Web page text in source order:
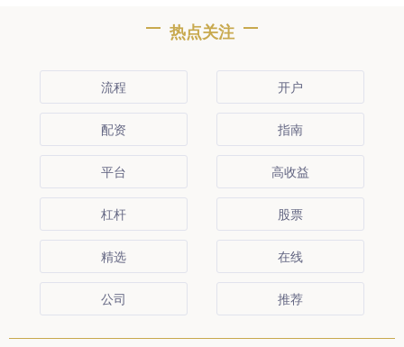
热点关注
流程 开户
配资 指南
平台 高收益
杠杆 股票
精选 在线
公司 推荐